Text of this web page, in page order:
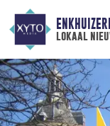
lokaal